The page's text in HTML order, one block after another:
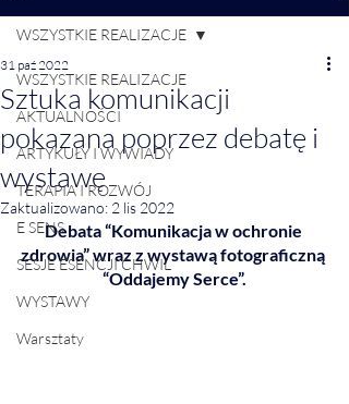
WSZYSTKIE REALIZACJE
AKTUALNOŚCI
ARTYKUŁY I WYWIADY
TERAPIA I ROZWÓJ
E SENS
SESJE ESENCJI CHWIL
WYSTAWY
Warsztaty
WSZYSTKIE REALIZACJE
Sztuka komunikacji
pokazana poprzez debatę i
wystawę
31 paź 2022
Zaktualizowano: 2 lis 2022
Debata “Komunikacja w ochronie
zdrowia” wraz z wystawą fotograficzną
“Oddajemy Serce”.